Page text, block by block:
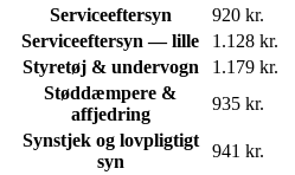
Serviceeftersyn
920 kr.
Serviceeftersyn — lille
1.128 kr.
Styretøj & undervogn
1.179 kr.
Støddæmpere &
affjedring
935 kr.
Synstjek og lovpligtigt
syn
941 kr.